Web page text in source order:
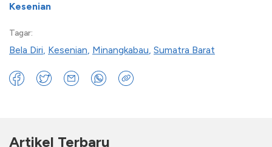
Kesenian
Tagar:
Bela Diri, Kesenian, Minangkabau, Sumatra Barat
Artikel Terbaru